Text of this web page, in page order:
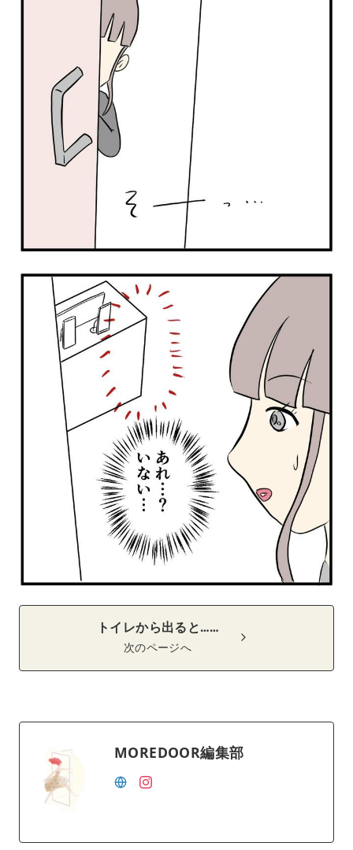
トイレから出ると……
次のページへ
MOREDOOR編集部